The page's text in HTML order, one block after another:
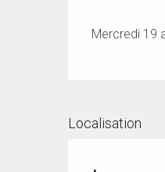
Mercredi 19
Localisation